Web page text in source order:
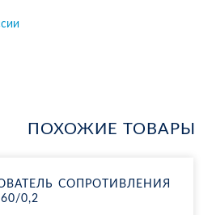
ПОХОЖИЕ ТОВАРЫ
СО­ПРО­ТИВ­ЛЕ­НИЯ
0,2